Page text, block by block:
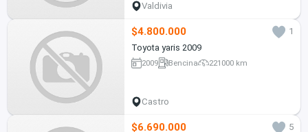
Valdivia
$4.800.000
1
Toyota yaris 2009
2009 Bencina 221000 km
Castro
$6.690.000 5